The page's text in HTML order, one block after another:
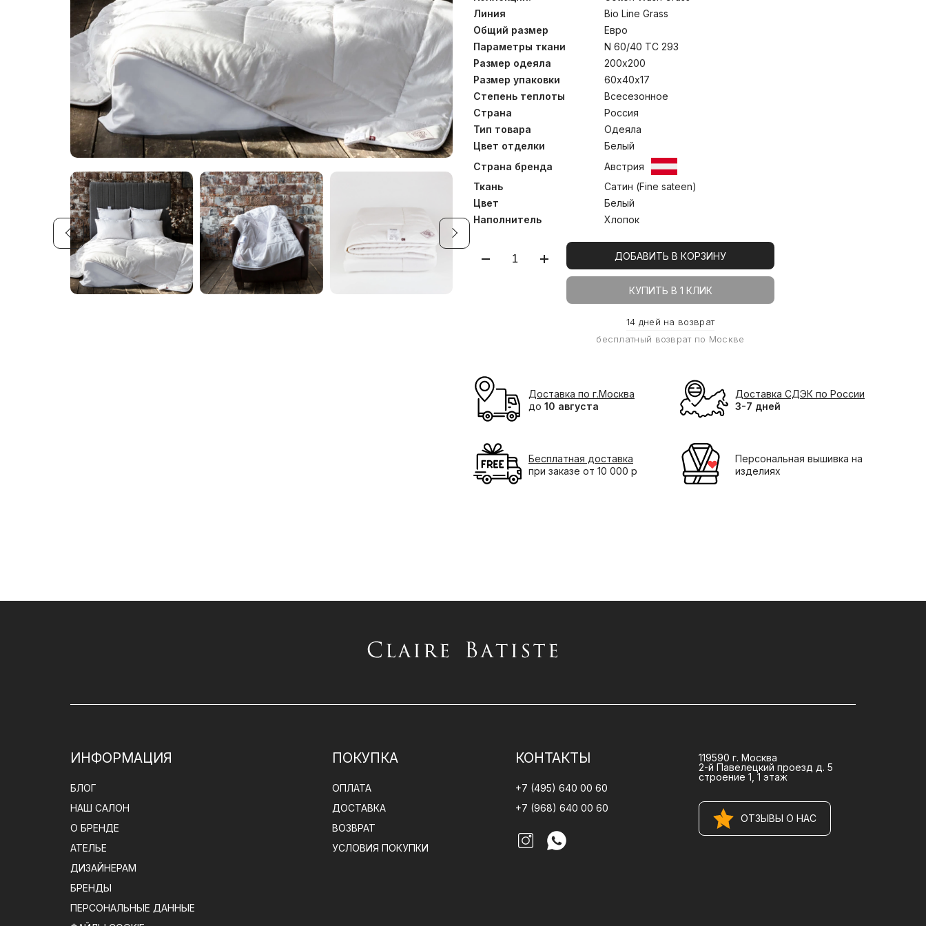
вручную для сохранения пышности наполнителя. Стирка при
температуре до 30С°.
Линия
Bio Line Grass
Общий размер
Евро
Параметры ткани
N 60/40 TC 293
Размер одеяла
200х200
Размер упаковки
60х40х17
Степень теплоты
Всесезонное
Страна
Россия
Тип товара
Одеяла
Цвет отделки
Белый
Страна бренда
Австрия
Ткань
Сатин (Fine sateen)
Цвет
Белый
Наполнитель
Хлопок
ДОБАВИТЬ В КОРЗИНУ
КУПИТЬ В 1 КЛИК
14 дней на возврат
бесплатный возврат по Москве
Доставка по г.Москва
до 10 августа
Доставка СДЭК по России
3-7 дней
Бесплатная доставка
при заказе от 10 000 р
Персональная вышивка на
изделиях
ИНФОРМАЦИЯ
БЛОГ
НАШ САЛОН
О БРЕНДЕ
АТЕЛЬЕ
ДИЗАЙНЕРАМ
БРЕНДЫ
ПЕРСОНАЛЬНЫЕ ДАННЫЕ
ПОКУПКА
ОПЛАТА
ДОСТАВКА
ВОЗВРАТ
УСЛОВИЯ ПОКУПКИ
КОНТАКТЫ
+7 (495) 640 00 60
+7 (968) 640 00 60
119590 г. Москва
2-й Павелецкий проезд д. 5
строение 1, 1 этаж
ОТЗЫВЫ О НАС